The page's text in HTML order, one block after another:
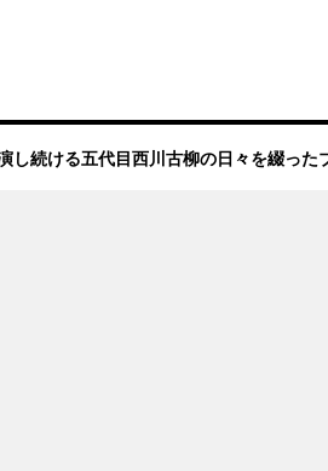
し続ける五代目西川古柳の日々を綴った